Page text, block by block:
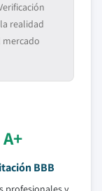
realidad
mercado
A+
BBB